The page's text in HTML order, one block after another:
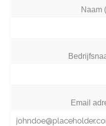
Naam
Email